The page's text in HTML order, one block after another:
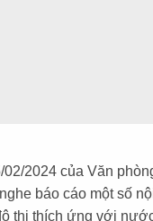
2024 của Văn
báo cáo một số
thị thích ứng với